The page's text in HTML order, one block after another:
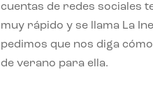
cuentas de redes sociales
muy rápido y se llama La
pedimos que nos diga
de verano para ella.